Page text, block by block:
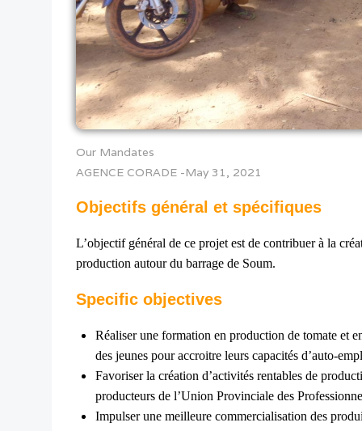
Our Mandates
AGENCE CORADE -May 31, 2021
Objectifs général et spécifiques
L’objectif général de ce projet est de contribuer à la
production autour du barrage de Soum.
Specific objectives
Réaliser une formation en production de tomate et
des jeunes pour accroitre leurs capacités d’auto-
Favoriser la création d’activités rentables de
producteurs de l’Union Provinciale des
Impulser une meilleure commercialisation des